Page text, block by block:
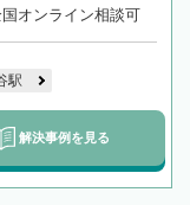
オンライン相談可
駅
解決事例を見る